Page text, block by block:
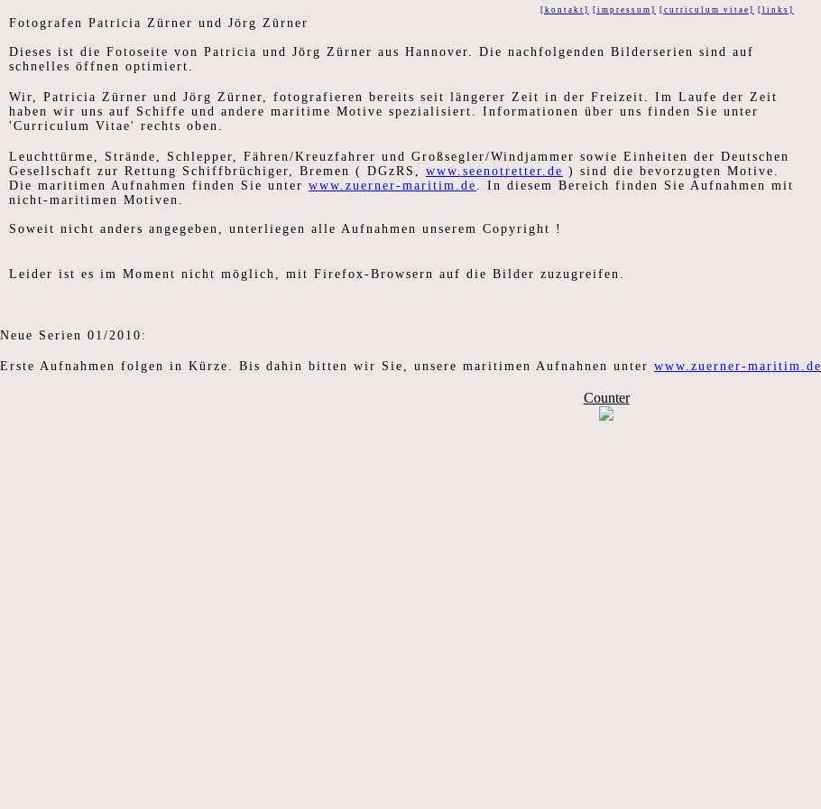
[kontakt] [impressum] [curriculum vitae] [links]
Fotografen Patricia Zürner und Jörg Zürner
Dieses ist die Fotoseite von Patricia und Jörg Zürner aus Hannover. Die nachfolgenden Bilderserien sind auf
schnelles öffnen optimiert.
Wir, Patricia Zürner und Jörg Zürner, fotografieren bereits seit längerer Zeit in der Freizeit. Im Laufe der Zeit
haben wir uns auf Schiffe und andere maritime Motive spezialisiert. Informationen über uns finden Sie unter
'Curriculum Vitae' rechts oben.
Leuchttürme, Strände, Schlepper, Fähren/Kreuzfahrer und Großsegler/Windjammer sowie Einheiten der Deutschen
Gesellschaft zur Rettung Schiffbrüchiger, Bremen ( DGzRS, www.seenotretter.de ) sind die bevorzugten Motive.
Die maritimen Aufnahmen finden Sie unter www.zuerner-maritim.de . In diesem Bereich finden Sie Aufnahmen mit
nicht-maritimen Motiven.
Soweit nicht anders angegeben, unterliegen alle Aufnahmen unserem Copyright !
Leider ist es im Moment nicht möglich, mit Firefox-Browsern auf die Bilder zuzugreifen.
Neue Serien 01/2010:
Erste Aufnahmen folgen in Kürze. Bis dahin bitten wir Sie, unsere maritimen Aufnahnen unter www.zuerner-maritim.de
Counter